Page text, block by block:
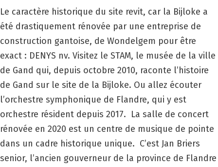
Le caractère historique du site revit, car la Bijloke a
été drastiquement rénovée par une entreprise de
construction gantoise, de Wondelgem pour être
exact : DENYS nv. Visitez le STAM, le musée de la ville
de Gand qui, depuis octobre 2010, raconte l’histoire
de Gand sur le site de la Bijloke. Ou allez écouter
l’orchestre symphonique de Flandre, qui y est
orchestre résident depuis 2017. La salle de concert
rénovée en 2020 est un centre de musique de pointe
dans un cadre historique unique. C’est Jan Briers
senior, l’ancien gouverneur de la province de Flandre